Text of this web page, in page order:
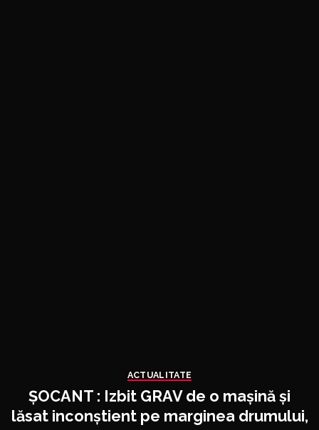
ACTUALITATE
ȘOCANT : Izbit GRAV de o mașină și
lăsat inconștient pe marginea drumului,